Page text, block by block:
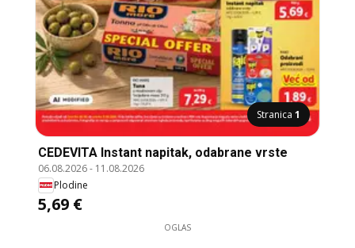
Stranica 1
CEDEVITA Instant napitak, odabrane vrste
06.08.2026- 11.08.2026
Plodine
5,69 €
OGLAS